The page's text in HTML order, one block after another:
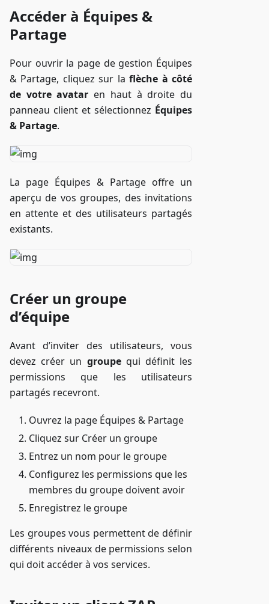
Accéder à Équipes &
Partage
Pour ouvrir la page de gestion Équipes
& Partage, cliquez sur laflèche à côté
de votre avatar en haut à droite du
panneau client et sélectionnez Équipes
& Partage.
La page Équipes & Partage offre un
aperçu de vos groupes, des invitations
en attente et des utilisateurs partagés
existants.
Créer un groupe
d’équipe
Avant d’inviter des utilisateurs, vous
devez créer un groupequi définit les
permissions que les utilisateurs
partagés recevront.
Ouvrez la page Équipes & Partage
Cliquez sur Créer un groupe
Entrez un nom pour le groupe
Configurez les permissions que les
membres du groupe doivent avoir
Enregistrez le groupe
Les groupes vous permettent de définir
différents niveaux de permissions selon
qui doit accéder à vos services.